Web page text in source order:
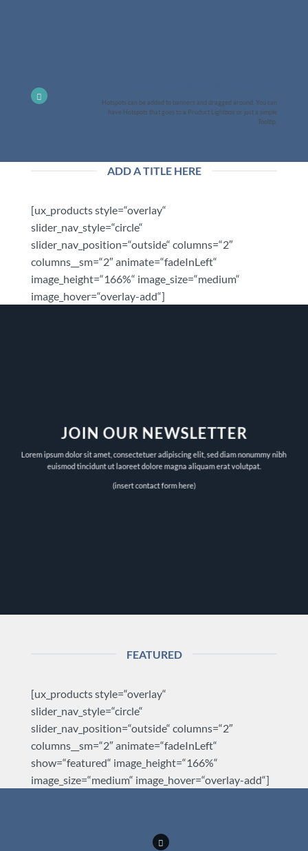
Hotspots can be added to banners and dragged around. You can
have Hotspots that goes to a Product Lightbox or just a simple
Tooltip.
ADD A TITLE HERE
[ux_products style=“overlay“
slider_nav_style=“circle“
slider_nav_position=“outside“ columns=“2″
columns__sm=“2″ animate=“fadeInLeft“
image_height=“166%“ image_size=“medium“
image_hover=“overlay-add“]
JOIN OUR NEWSLETTER
Lorem ipsum dolor sit amet, consectetuer adipiscing elit, sed diam nonummy nibh
euismod tincidunt ut laoreet dolore magna aliquam erat volutpat.
(insert contact form here)
FEATURED
[ux_products style=“overlay“
slider_nav_style=“circle“
slider_nav_position=“outside“ columns=“2″
columns__sm=“2″ animate=“fadeInLeft“
show=“featured“ image_height=“166%“
image_size=“medium“ image_hover=“overlay-add“]